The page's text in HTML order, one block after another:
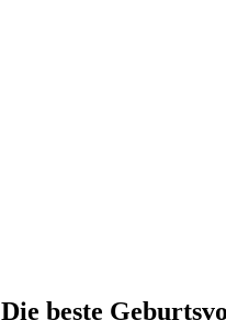
Die beste